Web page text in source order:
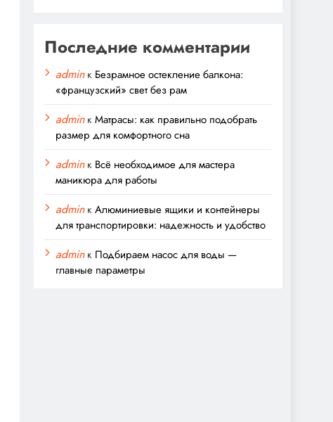
Последние комментарии
adminк Безрамное остекление балкона:
«французский» свет без рам
adminкМатрасы: как правильно подобрать
размер для комфортного сна
adminк Всё необходимое для мастера
маникюра для работы
adminкАлюминиевые ящики и контейнеры
для транспортировки: надежность и удобство
adminк Подбираем насос для воды —
главные параметры